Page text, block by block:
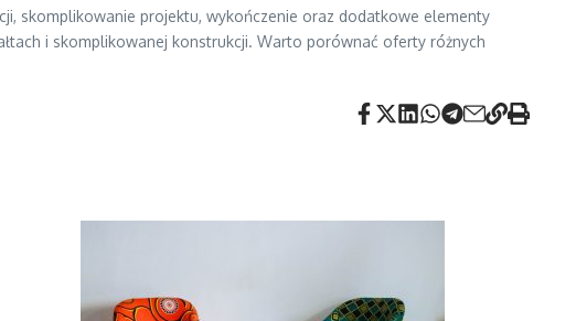
skomplikowanie projektu, wykończenie oraz dodatkowe elementy
i skomplikowanej konstrukcji. Warto porównać oferty różnych